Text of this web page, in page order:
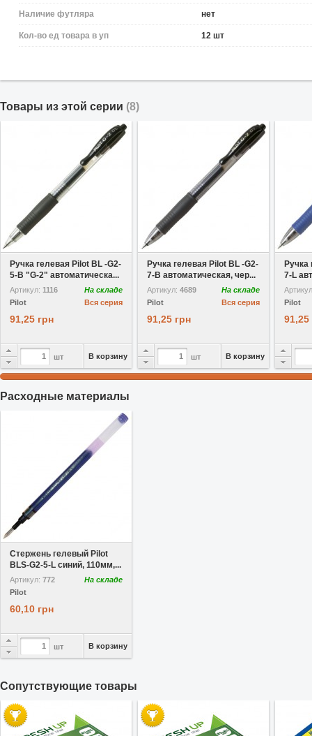
Наличие футляра нет
Кол-во ед товара в уп 12 шт
Товары из этой серии (8)
Ручка гелевая Pilot BL -G2-
5-B "G-2" автоматическа...
Артикул: 1116
На складе
Вся серия
Pilot
91,25 грн
шт В корзину
Ручка гелевая Pilot BL -G2-
7-B автоматическая, чер...
Артикул: 4689
На складе
Вся серия
Pilot
91,25 грн
шт В корзину
Ручка
7-L
Pilot
91,25
Расходные материалы
Стержень гелевый Pilot
BLS-G2-5-L синий, 110мм,...
Артикул: 772
На складе
Pilot
60,10 грн
шт В корзину
Cопутствующие товары